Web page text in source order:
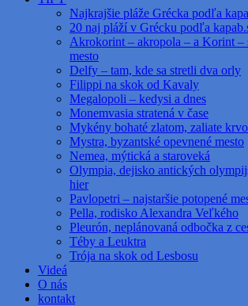
Najkrajšie pláže Grécka podľa
20 naj pláží v Grécku podľa
Akrokorint – akropola – a Korint –
mesto
Delfy – tam, kde sa stretli dva orly
Filippi na skok od Kavaly
Megalopoli – kedysi a dnes
Monemvasia stratená v čase
Mykény bohaté zlatom, zaliate
Mystra, byzantské opevnené mesto
Nemea, mýtická a staroveká
Olympia, dejisko antických
hier
Pavlopetri – najstaršie potopené
Pella, rodisko Alexandra Veľkého
Pleurón, neplánovaná odbočka z
Téby a Leuktra
Trója na skok od Lesbosu
Videá
O nás
kontakt